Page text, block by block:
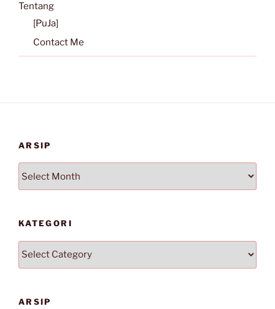
Tentang
[PuJa]
Contact Me
ARSIP
KATEGORI
Kategori
ARSIP